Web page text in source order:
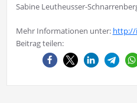
Sabine Leutheusser-
Mehr Informationen unter: http://
Beitrag teilen: